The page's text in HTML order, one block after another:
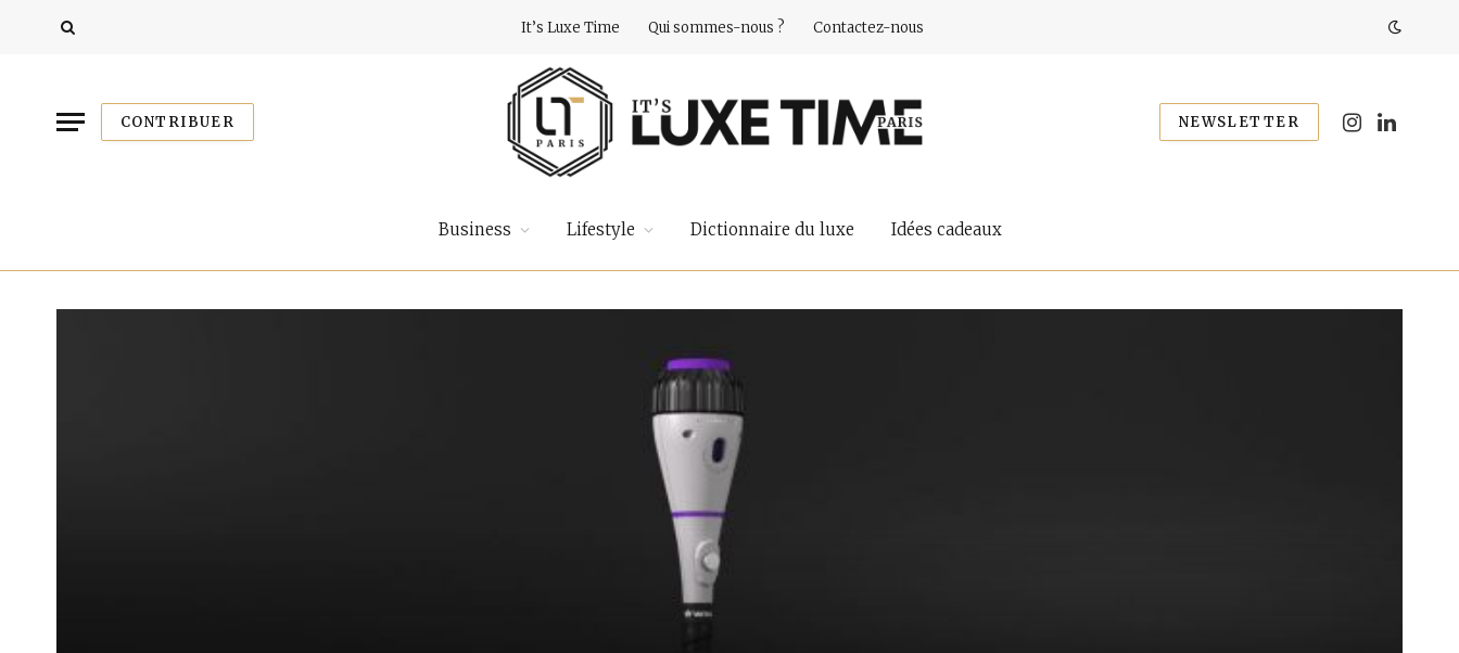
It’s Luxe Time Qui sommes-nous ? Contactez-nous
CONTRIBUER NEWSLETTER Instagram
LinkedIn
Business Lifestyle Dictionnaire du luxe Idées cadeaux